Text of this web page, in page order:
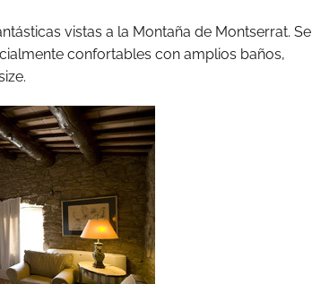
vistas a la Montaña de Montserrat. Se
confortables con amplios baños,